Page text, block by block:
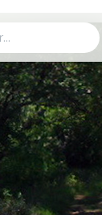
de Comunidad
Públicos
de la Mujer
y Vialidad
la Ciudad